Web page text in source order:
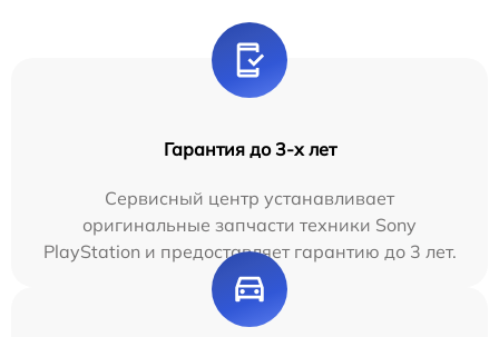
Гарантия до 3-х лет
Сервисный центр устанавливает
оригинальные запчасти техники Sony
PlayStation и предоставляет гарантию до 3 лет.